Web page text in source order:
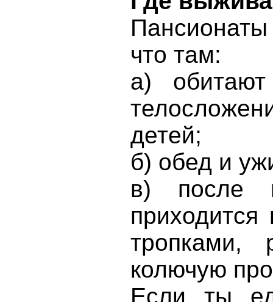
что там:
а)
детей;
б) обед и
в) после
приходится
тропками,
колючую
Если ты